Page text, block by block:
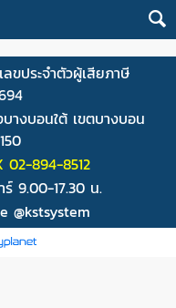
ขประจำตัวผู้เสียภาษี
บางบอนใต้ เขตบางบอน
02-894-8512
ร์ 9.00-17.30 น.
@kstsystem